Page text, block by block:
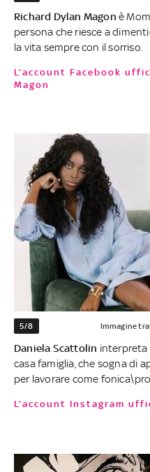
Richard Dylan Magon è
persona che riesce a
la vita sempre con il sorriso.
L’account Facebook ufficiale di Richard Dylan
Magon
5/8 Immagine
Daniela Scattolin interpreta
casa famiglia, che sogna di
per lavorare come
L’account Instagram